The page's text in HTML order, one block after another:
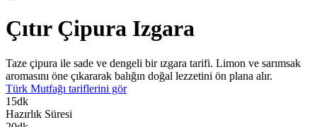
Çıtır Çipura Izgara
Taze çipura ile sade ve dengeli bir ızgara tarifi. Limon ve sarımsak
aromasını öne çıkararak balığın doğal lezzetini ön plana alır.
Türk Mutfağı tariflerini gör
15dk
Hazırlık Süresi